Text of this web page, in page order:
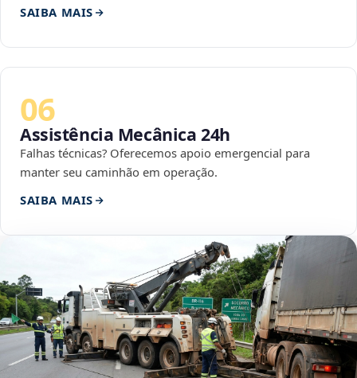
SAIBA MAIS
06
Assistência Mecânica 24h
Falhas técnicas? Oferecemos apoio emergencial para
manter seu caminhão em operação.
SAIBA MAIS